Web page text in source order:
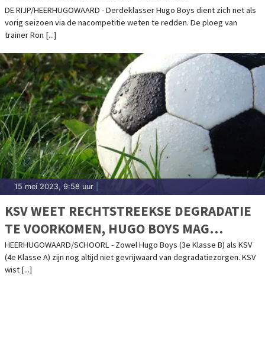
VERTROUWEN
DE RIJP/HEERHUGOWAARD - Derdeklasser Hugo Boys dient zich net als
vorig seizoen via de nacompetitie weten te redden. De ploeg van
trainer Ron [...]
15 mei 2023, 9:58 uur
KSV WEET RECHTSTREEKSE DEGRADATIE
TE VOORKOMEN, HUGO BOYS MAG
SLECHTS NOG HOPEN
HEERHUGOWAARD/SCHOORL - Zowel Hugo Boys (3e Klasse B) als KSV
(4e Klasse A) zijn nog altijd niet gevrijwaard van degradatiezorgen. KSV
wist [...]